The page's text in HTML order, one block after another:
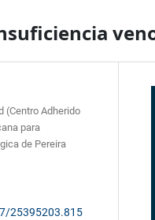
(Centro Adherido
para
de Pereira
25395203.815